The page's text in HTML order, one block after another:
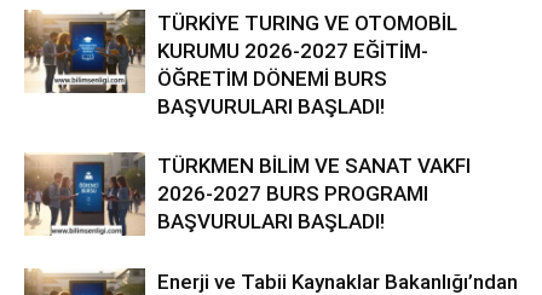
TÜRKİYE TURING VE OTOMOBİL
KURUMU 2026-2027 EĞİTİM-
ÖĞRETİM DÖNEMİ BURS
BAŞVURULARI BAŞLADI!
TÜRKMEN BİLİM VE SANAT VAKFI
2026-2027 BURS PROGRAMI
BAŞVURULARI BAŞLADI!
Enerji ve Tabii Kaynaklar Bakanlığı’ndan